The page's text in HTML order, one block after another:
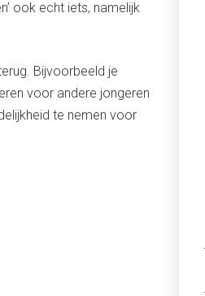
ook echt iets, namelijk
Bijvoorbeeld je
voor andere jongeren
te nemen voor